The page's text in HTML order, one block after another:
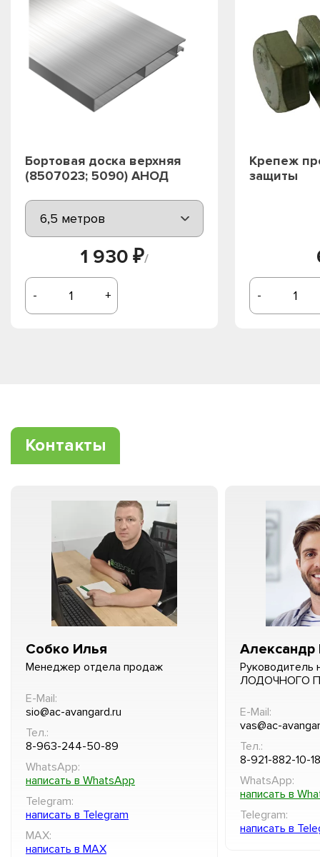
Бортовая доска верхняя
(8507023; 5090) АНОД
1 930 ₽/
- +
Крепеж
защиты
-
Контакты
Собко Илья
Менеджер отдела продаж
E-Mail:
sio@ac-avangard.ru
Тел.:
8-963-244-50-89
WhatsApp:
написать в WhatsApp
Telegram:
написать в Telegram
MAX:
написать в MAX
Александр
Руководитель
ЛОДОЧНОГО
E-Mail:
vas@ac-
Тел.:
8-921-882-10-18
WhatsApp:
написать в
Telegram:
написать в